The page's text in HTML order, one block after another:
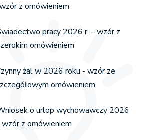
z omówieniem
pracy 2026 r. – wzór z
omówieniem
żal w 2026 roku - wzór ze
omówieniem
o urlop wychowawczy 2026
z omówieniem